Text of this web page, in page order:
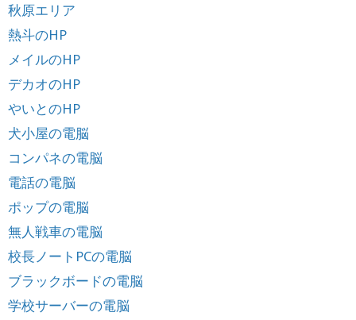
秋原エリア
熱斗のHP
メイルのHP
デカオのHP
やいとのHP
犬小屋の電脳
コンパネの電脳
電話の電脳
ポップの電脳
無人戦車の電脳
校長ノートPCの電脳
ブラックボードの電脳
学校サーバーの電脳